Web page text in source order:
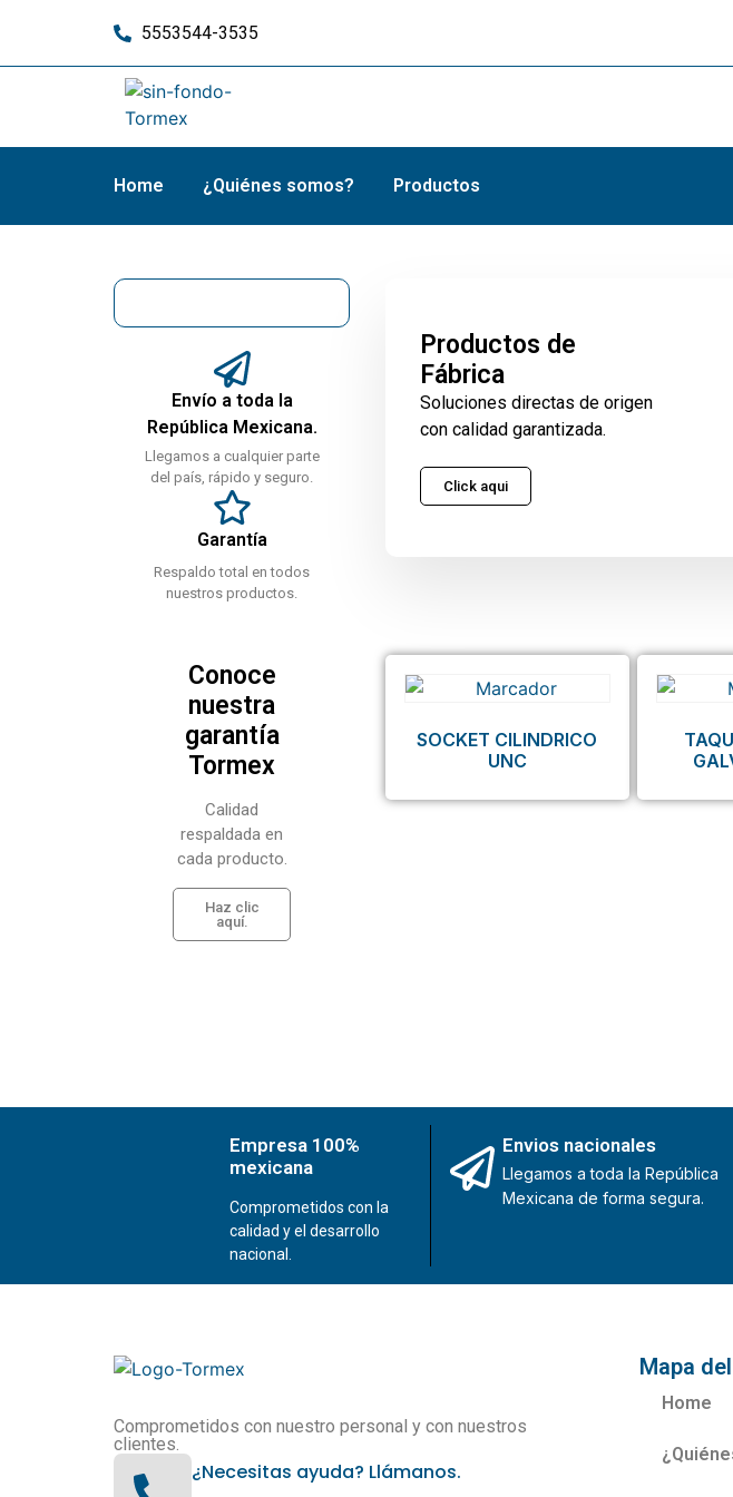
5553544-3535
Home ¿Quiénes somos? Productos
Envío a toda la
República Mexicana.
Llegamos a cualquier parte
del país, rápido y seguro.
Garantía
Respaldo total en todos
nuestros productos.
Conoce
nuestra
garantía
Tormex
Calidad
respaldada en
cada producto.
Haz clic
aquí.
Productos de
Fábrica
Soluciones directas de origen
con calidad garantizada.
Click aqui
SOCKET CILINDRICO
UNC
Empresa 100%
mexicana
Comprometidos con la
calidad y el desarrollo
nacional.
Envios nacionales
Llegamos a toda la República
Mexicana de forma segura.
Comprometidos con nuestro personal y con nuestros
clientes.
¿Necesitas ayuda? Llámanos.
Mapa
Home